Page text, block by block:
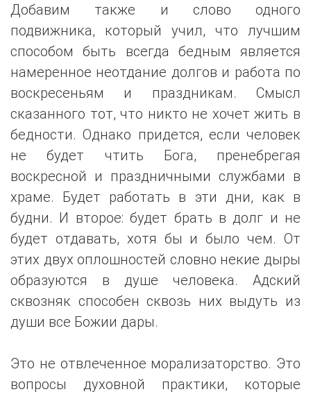
Добавим также и слово одного
подвижника, который учил, что лучшим
способом быть всегда бедным является
намеренное неотдание долгов и работа по
воскресеньям и праздникам. Смысл
сказанного тот, что никто не хочет жить в
бедности. Однако придется, если человек
не будет чтить Бога, пренебрегая
воскресной и праздничными службами в
храме. Будет работать в эти дни, как в
будни. И второе: будет брать в долг и не
будет отдавать, хотя бы и было чем. От
этих двух оплошностей словно некие дыры
образуются в душе человека. Адский
сквозняк способен сквозь них выдуть из
души все Божии дары.
Это не отвлеченное морализаторство. Это
вопросы духовной практики, которые